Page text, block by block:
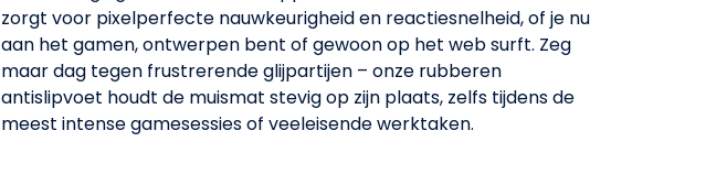
zorgt voor pixelperfecte nauwkeurigheid en reactiesnelheid, of je nu
aan het gamen, ontwerpen bent of gewoon op het web surft. Zeg
maar dag tegen frustrerende glijpartijen – onze rubberen
antislipvoet houdt de muismat stevig op zijn plaats, zelfs tijdens de
meest intense gamesessies of veeleisende werktaken.